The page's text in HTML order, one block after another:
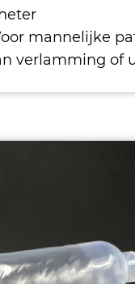
mannelijke
verlamming of